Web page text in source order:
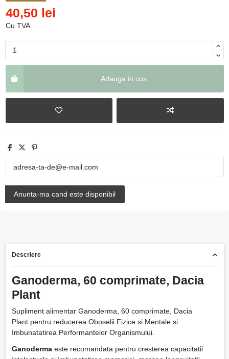
40,50 lei
Cu TVA
Adauga in cos
Descriere
Ganoderma, 60 comprimate, Dacia
Plant
Supliment alimentar Ganoderma, 60 comprimate, Dacia
Plant pentru reducerea Oboselii Fizice si Mentale si
Imbunatatirea Performantelor Organismului.
Ganodermaeste recomandata pentru cresterea capacitatii